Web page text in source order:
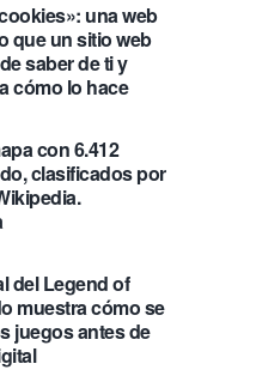
una web
que un sitio web
saber de ti y
cómo lo hace
con 6.412
clasificados por
del Legend of
muestra cómo se
juegos antes de